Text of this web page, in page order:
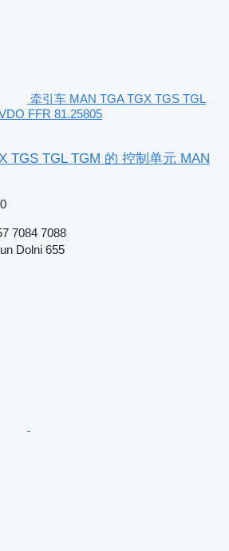
牵引车 MAN TGA TGX TGS TGL
FFR 81.25805
TGS TGL TGM 的 控制单元 MAN
7084 7088
Dolni 655